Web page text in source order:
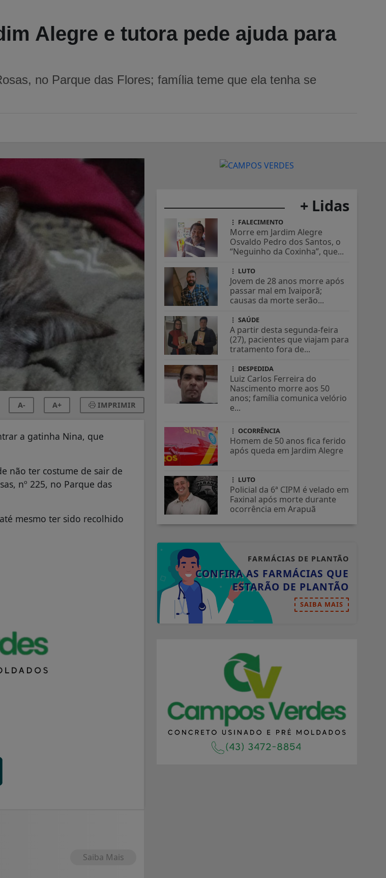
Alegre e tutora pede ajuda para
no Parque das Flores; família teme que ela tenha se
A- A+ IMPRIMIR
a gatinha Nina, que
não ter costume de sair de
nº 225, no Parque das
mesmo ter sido recolhido
Saiba Mais
+ Lidas
FALECIMENTO
Morre em Jardim Alegre
Osvaldo Pedro dos Santos, o
“Neguinho da Coxinha”, que...
LUTO
Jovem de 28 anos morre após
passar mal em Ivaiporã;
causas da morte serão...
SAÚDE
A partir desta segunda-feira
(27), pacientes que viajam para
tratamento fora de...
DESPEDIDA
Luiz Carlos Ferreira do
Nascimento morre aos 50
anos; família comunica velório
e...
OCORRÊNCIA
Homem de 50 anos fica ferido
após queda em Jardim Alegre
LUTO
Policial da 6ª CIPM é velado em
Faxinal após morte durante
ocorrência em Arapuã
FARMÁCIAS DE PLANTÃO
CONFIRA AS FARMÁCIAS QUE
ESTARÃO DE PLANTÃO
SAIBA MAIS